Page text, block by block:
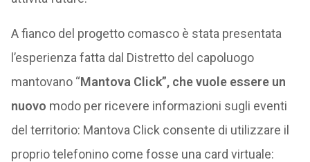
A fianco del progetto comasco è stata presentata
l’esperienza fatta dal Distretto del capoluogo
mantovano “Mantova Click”, che vuole essere un
nuovo modo per ricevere informazioni sugli eventi
del territorio: Mantova Click consente di utilizzare il
proprio telefonino come fosse una card virtuale: